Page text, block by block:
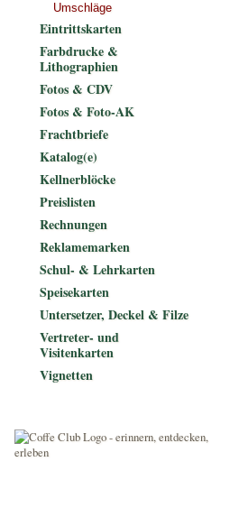
Umschläge
Eintrittskarten
Farbdrucke &
Lithographien
Fotos & CDV
Fotos & Foto-AK
Frachtbriefe
Katalog(e)
Kellnerblöcke
Preislisten
Rechnungen
Reklamemarken
Schul- & Lehrkarten
Speisekarten
Untersetzer, Deckel & Filze
Vertreter- und
Visitenkarten
Vignetten